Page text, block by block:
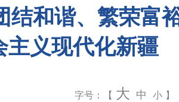
和谐、繁荣富
义现代化新疆
字号：【 大 中 小 】